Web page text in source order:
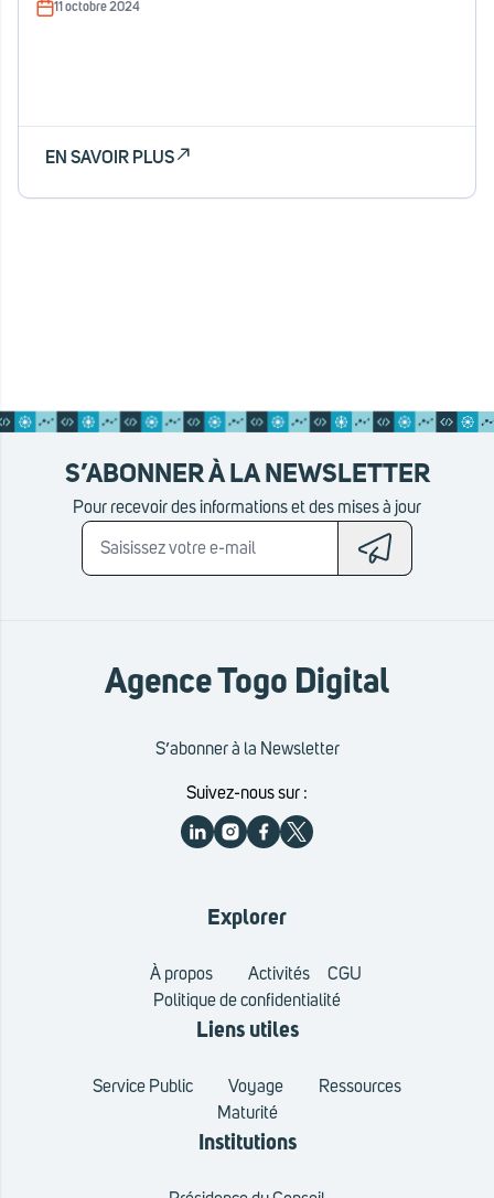
11 octobre 2024
EN SAVOIR PLUS
S’ABONNER À LA NEWSLETTER
Pour recevoir des informations et des mises à jour
Agence Togo Digital
S’abonner à la Newsletter
Suivez-nous sur :
Explorer
À propos Activités
CGU
Politique de confidentialité
Liens utiles
Service Public Voyage
Ressources
Maturité
Institutions